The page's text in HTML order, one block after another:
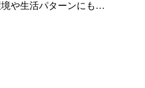
境や生活パターンにも…